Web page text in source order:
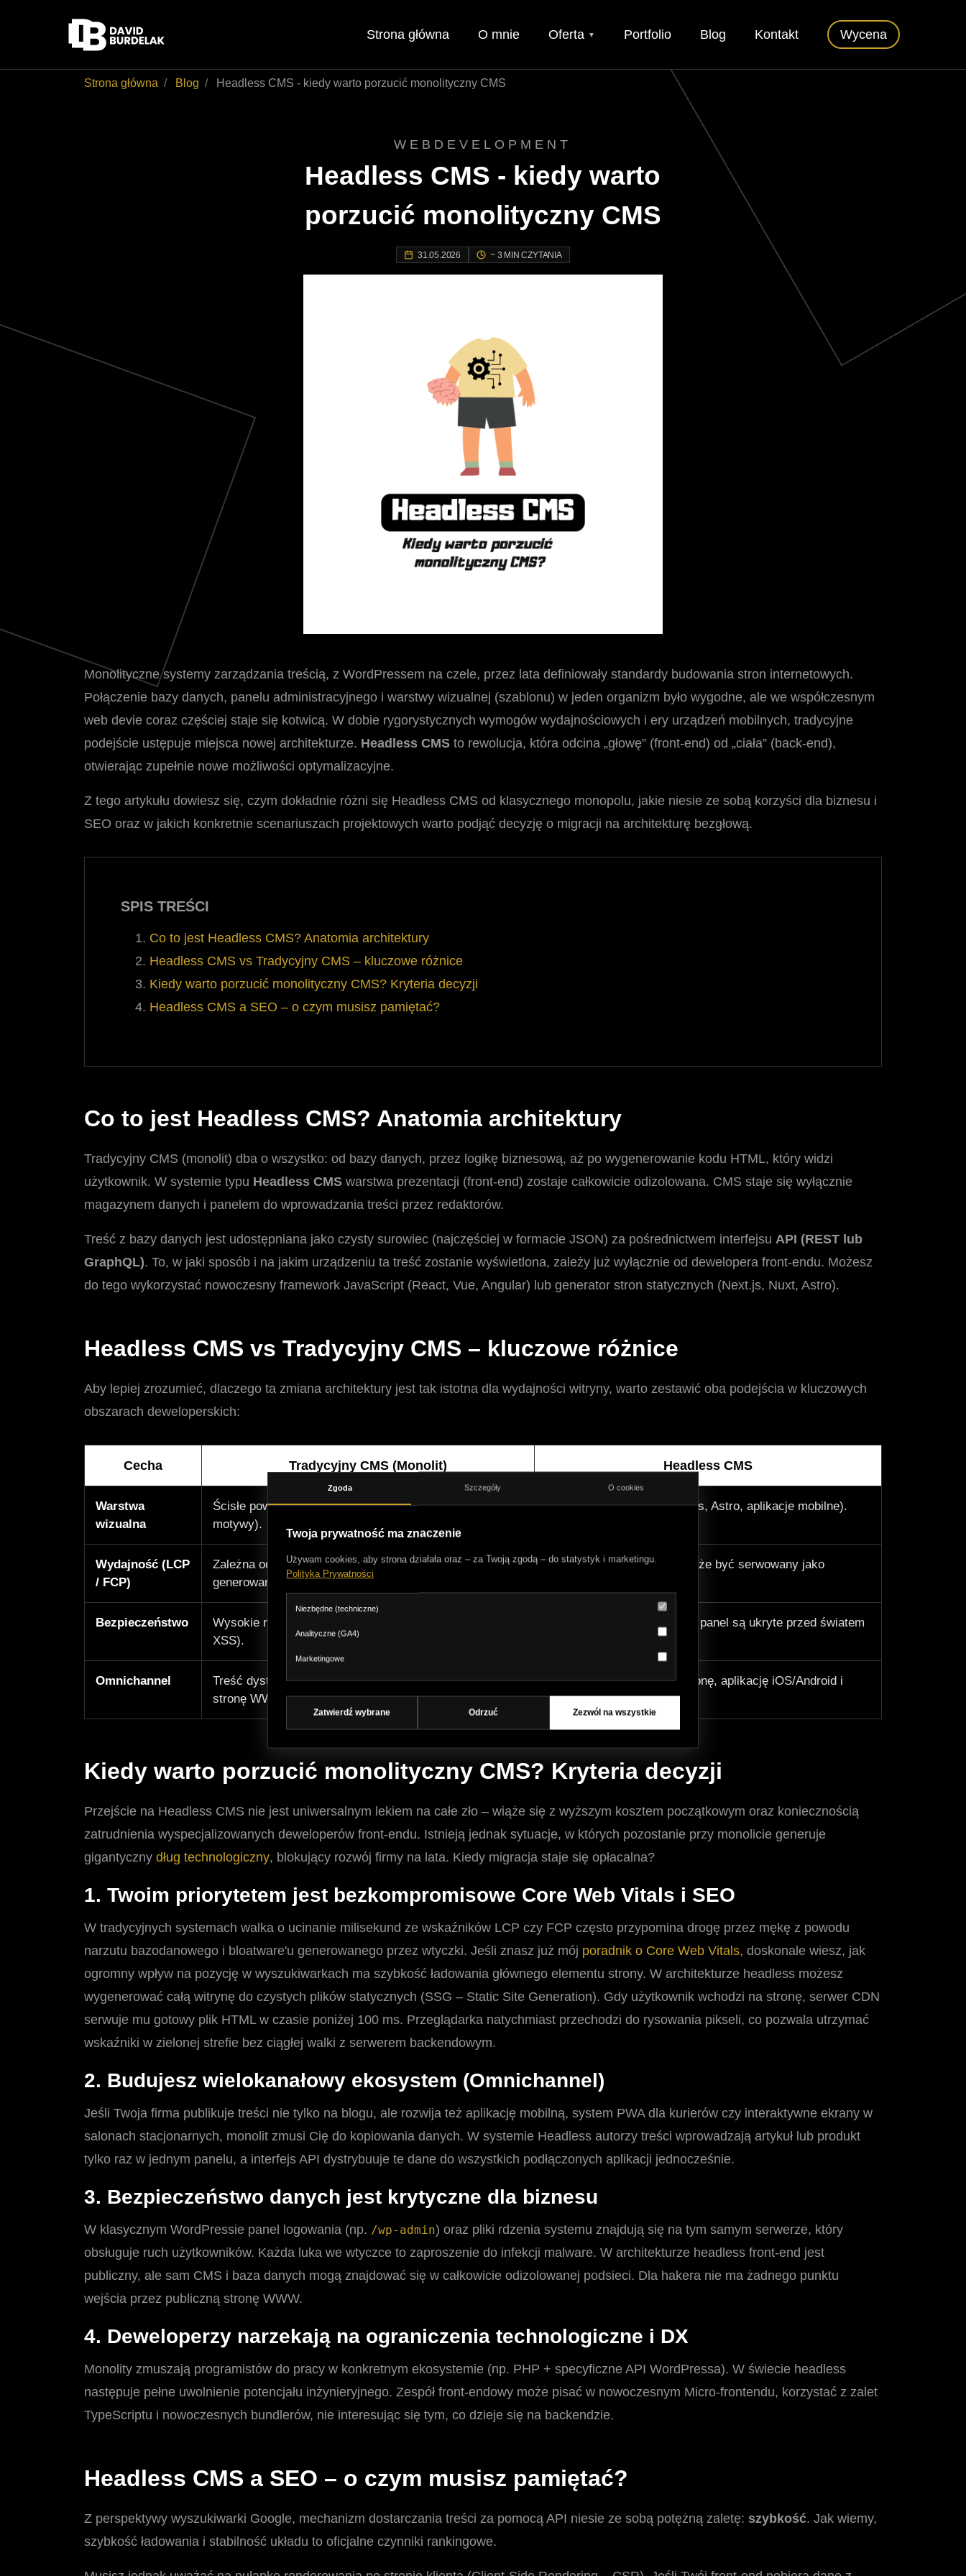
Strona główna O mnie Oferta ▼ Portfolio Blog Kontakt Wycena
Strona główna Blog Headless CMS - kiedy warto porzucić monolityczny CMS
WEBDEVELOPMENT
Headless CMS - kiedy warto
porzucić monolityczny CMS
31.05.2026 ~ 3 MIN CZYTANIA
Monolityczne systemy zarządzania treścią, z WordPressem na czele, przez lata definiowały standardy budowania stron internetowych.
Połączenie bazy danych, panelu administracyjnego i warstwy wizualnej (szablonu) w jeden organizm było wygodne, ale we współczesnym
web devie coraz częściej staje się kotwicą. W dobie rygorystycznych wymogów wydajnościowych i ery urządzeń mobilnych, tradycyjne
podejście ustępuje miejsca nowej architekturze. Headless CMS to rewolucja, która odcina „głowę” (front-end) od „ciała” (back-end),
otwierając zupełnie nowe możliwości optymalizacyjne.
Z tego artykułu dowiesz się, czym dokładnie różni się Headless CMS od klasycznego monopolu, jakie niesie ze sobą korzyści dla biznesu i
SEO oraz w jakich konkretnie scenariuszach projektowych warto podjąć decyzję o migracji na architekturę bezgłową.
SPIS TREŚCI
Co to jest Headless CMS? Anatomia architektury
Headless CMS vs Tradycyjny CMS – kluczowe różnice
Kiedy warto porzucić monolityczny CMS? Kryteria decyzji
Headless CMS a SEO – o czym musisz pamiętać?
Co to jest Headless CMS? Anatomia architektury
Tradycyjny CMS (monolit) dba o wszystko: od bazy danych, przez logikę biznesową, aż po wygenerowanie kodu HTML, który widzi
użytkownik. W systemie typu Headless CMS warstwa prezentacji (front-end) zostaje całkowicie odizolowana. CMS staje się wyłącznie
magazynem danych i panelem do wprowadzania treści przez redaktorów.
Treść z bazy danych jest udostępniana jako czysty surowiec (najczęściej w formacie JSON) za pośrednictwem interfejsu API (REST lub
GraphQL). To, w jaki sposób i na jakim urządzeniu ta treść zostanie wyświetlona, zależy już wyłącznie od dewelopera front-endu. Możesz
do tego wykorzystać nowoczesny framework JavaScript (React, Vue, Angular) lub generator stron statycznych (Next.js, Nuxt, Astro).
Headless CMS vs Tradycyjny CMS – kluczowe różnice
Aby lepiej zrozumieć, dlaczego ta zmiana architektury jest tak istotna dla wydajności witryny, warto zestawić oba podejścia w kluczowych
obszarach deweloperskich:
Cecha Tradycyjny CMS (Monolit) Headless CMS
Warstwa
wizualna
Ścisłe powiązanie z silnikiem CMS (szablony PHP,
motywy).
Całkowita dowolność (Next.js, Astro, aplikacje mobilne).
Wydajność (LCP
/ FCP)
Zależna od zapytań do bazy danych, wtyczek i
generowania stron "on the fly".
Błyskawiczna. Front-end może być serwowany jako
Bezpieczeństwo
Wysokie ryzyko (podatność wtyczek na ataki SQL i
XSS).
Ekstremalne. Baza danych i panel są ukryte przed światem
zewnętrznym za API.
Omnichannel
Treść dystrybuowana głównie na jedną dedykowaną
stronę WWW.
Jedna baza treści zasila stronę, aplikację iOS/Android i
ekrany IoT.
Kiedy warto porzucić monolityczny CMS? Kryteria decyzji
Przejście na Headless CMS nie jest uniwersalnym lekiem na całe zło – wiąże się z wyższym kosztem początkowym oraz koniecznością
zatrudnienia wyspecjalizowanych deweloperów front-endu. Istnieją jednak sytuacje, w których pozostanie przy monolicie generuje
gigantyczny dług technologiczny, blokujący rozwój firmy na lata. Kiedy migracja staje się opłacalna?
1. Twoim priorytetem jest bezkompromisowe Core Web Vitals i SEO
W tradycyjnych systemach walka o ucinanie milisekund ze wskaźników LCP czy FCP często przypomina drogę przez mękę z powodu
narzutu bazodanowego i bloatware'u generowanego przez wtyczki. Jeśli znasz już mój poradnik o Core Web Vitals, doskonale wiesz, jak
ogromny wpływ na pozycję w wyszukiwarkach ma szybkość ładowania głównego elementu strony. W architekturze headless możesz
wygenerować całą witrynę do czystych plików statycznych (SSG – Static Site Generation). Gdy użytkownik wchodzi na stronę, serwer CDN
serwuje mu gotowy plik HTML w czasie poniżej 100 ms. Przeglądarka natychmiast przechodzi do rysowania pikseli, co pozwala utrzymać
wskaźniki w zielonej strefie bez ciągłej walki z serwerem backendowym.
2. Budujesz wielokanałowy ekosystem (Omnichannel)
Jeśli Twoja firma publikuje treści nie tylko na blogu, ale rozwija też aplikację mobilną, system PWA dla kurierów czy interaktywne ekrany w
salonach stacjonarnych, monolit zmusi Cię do kopiowania danych. W systemie Headless autorzy treści wprowadzają artykuł lub produkt
tylko raz w jednym panelu, a interfejs API dystrybuuje te dane do wszystkich podłączonych aplikacji jednocześnie.
3. Bezpieczeństwo danych jest krytyczne dla biznesu
W klasycznym WordPressie panel logowania (np. /wp-admin) oraz pliki rdzenia systemu znajdują się na tym samym serwerze, który
obsługuje ruch użytkowników. Każda luka we wtyczce to zaproszenie do infekcji malware. W architekturze headless front-end jest
publiczny, ale sam CMS i baza danych mogą znajdować się w całkowicie odizolowanej podsieci. Dla hakera nie ma żadnego punktu
wejścia przez publiczną stronę WWW.
4. Deweloperzy narzekają na ograniczenia technologiczne i DX
Monolity zmuszają programistów do pracy w konkretnym ekosystemie (np. PHP + specyficzne API WordPressa). W świecie headless
następuje pełne uwolnienie potencjału inżynieryjnego. Zespół front-endowy może pisać w nowoczesnym Micro-frontendu, korzystać z zalet
TypeScriptu i nowoczesnych bundlerów, nie interesując się tym, co dzieje się na backendzie.
Headless CMS a SEO – o czym musisz pamiętać?
Z perspektywy wyszukiwarki Google, mechanizm dostarczania treści za pomocą API niesie ze sobą potężną zaletę: szybkość. Jak wiemy,
szybkość ładowania i stabilność układu to oficjalne czynniki rankingowe.
Zgoda Szczegóły O cookies
Twoja prywatność ma znaczenie
Używam cookies, aby strona działała oraz – za Twoją zgodą – do statystyk i marketingu.
Polityka Prywatności
Niezbędne (techniczne)
Analityczne (GA4)
Marketingowe
Zatwierdź wybrane Odrzuć Zezwól na wszystkie